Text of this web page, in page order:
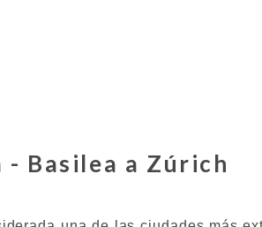
- Basilea a Zúrich